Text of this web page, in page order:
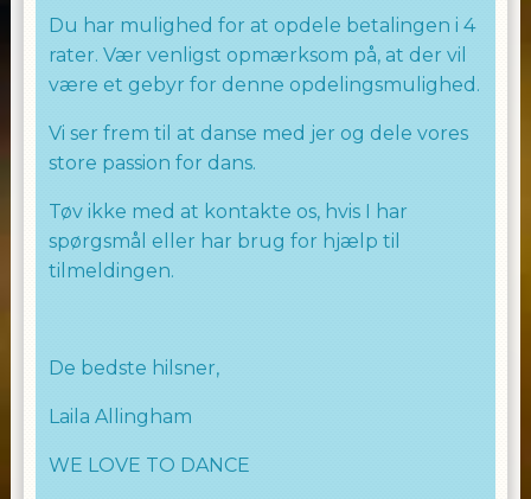
Du har mulighed for at opdele betalingen i 4
rater. Vær venligst opmærksom på, at der vil
være et gebyr for denne opdelingsmulighed.
Vi ser frem til at danse med jer og dele vores
store passion for dans.
Tøv ikke med at kontakte os, hvis I har
spørgsmål eller har brug for hjælp til
tilmeldingen.
De bedste hilsner,
Laila Allingham
WE LOVE TO DANCE